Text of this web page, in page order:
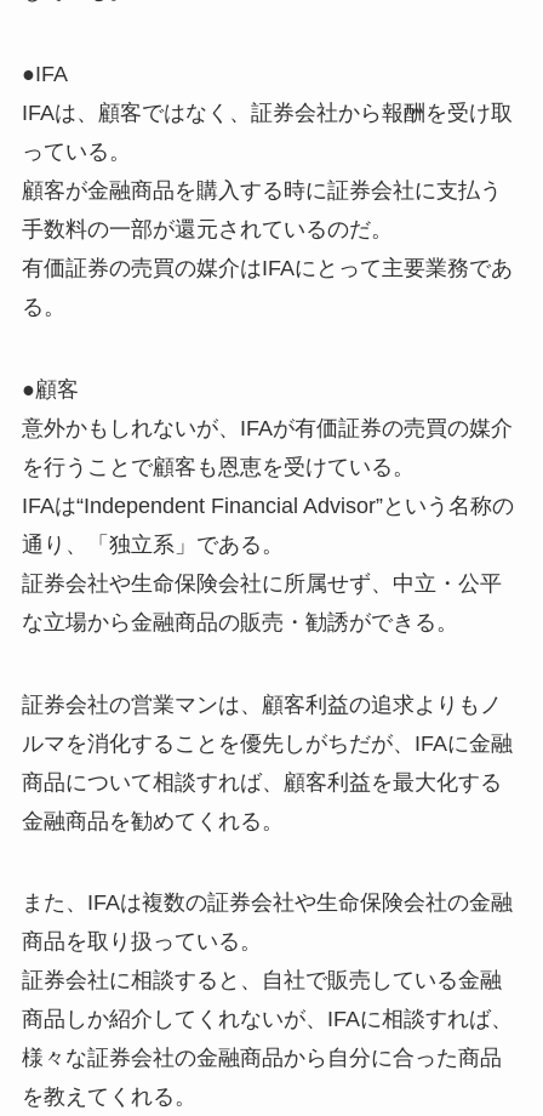
●IFA
IFAは、顧客ではなく、証券会社から報酬を受け取
っている。
顧客が金融商品を購入する時に証券会社に支払う
手数料の一部が還元されているのだ。
有価証券の売買の媒介はIFAにとって主要業務であ
る。
●顧客
意外かもしれないが、IFAが有価証券の売買の媒介
を行うことで顧客も恩恵を受けている。
IFAは“Independent Financial Advisor”という名称の
通り、「独立系」である。
証券会社や生命保険会社に所属せず、中立・公平
な立場から金融商品の販売・勧誘ができる。
証券会社の営業マンは、顧客利益の追求よりもノ
ルマを消化することを優先しがちだが、IFAに金融
商品について相談すれば、顧客利益を最大化する
金融商品を勧めてくれる。
また、IFAは複数の証券会社や生命保険会社の金融
商品を取り扱っている。
証券会社に相談すると、自社で販売している金融
商品しか紹介してくれないが、IFAに相談すれば、
様々な証券会社の金融商品から自分に合った商品
を教えてくれる。